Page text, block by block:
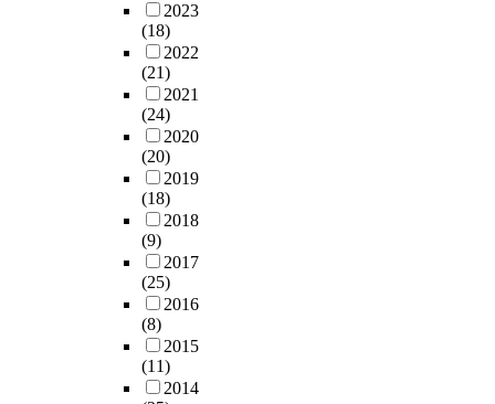
2023
(18)
2022
(21)
2021
(24)
2020
(20)
2019
(18)
2018
(9)
2017
(25)
2016
(8)
2015
(11)
2014